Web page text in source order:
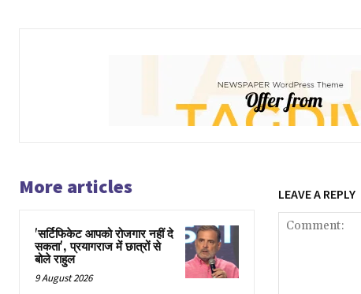
More articles
'सर्टिफिकेट आपको रोजगार नहीं दे
सकता', प्रयागराज में छात्रों से
बोले राहुल
9 August 2026
LEAVE A REPLY